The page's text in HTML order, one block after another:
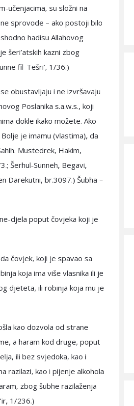
učenjacima, su složni na
sprovode – ako postoji bilo
hadisu Allahovog
šeri’atskih kazni zbog
fil-Tešri’, 1/36.)
se obustavljaju i ne izvršavaju
Poslanika s.a.w.s., koji
dokle ikako možete. Ako
je imamu (vlastima), da
Mustedrek, Hakim,
Šerhul-Sunneh, Begavi,
Darekutni, br.3097.) Šubha –
djela poput čovjeka koji je
čovjek, koji je spavao sa
koja ima više vlasnika ili je
djeteta, ili robinja koja mu je
kao dozvola od strane
a haram kod druge, poput
ili bez svjedoka, kao i
razilazi, kao i pijenje alkohola
zbog šubhe razilaženja
1/236.)